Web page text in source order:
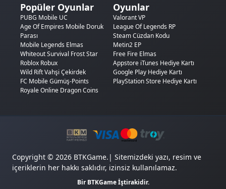
Popüler Oyunlar
PUBG Mobile UC
Age Of Empires Mobile Doruk
Parası
Mobile Legends Elmas
Whiteout Survival Frost Star
Roblox Robux
Wild Rift Vahşi Çekirdek
FC Mobile Gümüş-Points
Royale Online Dragon Coins
Oyunlar
Valorant VP
League Of Legends RP
Steam Cüzdan Kodu
Metin2 EP
Free Fire Elmas
Appstore iTunes Hediye Kartı
Google Play Hediye Kartı
PlayStation Store Hediye Kartı
Copyright © 2026 BTKGame.| Sitemizdeki yazı, resim ve
içeriklerin her hakkı saklıdır, izinsiz kullanılamaz.
Bir BTKGame İştirakidir.